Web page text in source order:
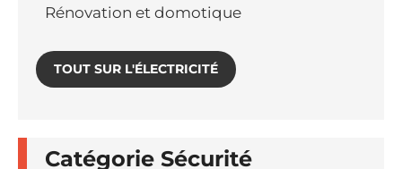
Rénovation et domotique
TOUT SUR L'ÉLECTRICITÉ
Catégorie Sécurité